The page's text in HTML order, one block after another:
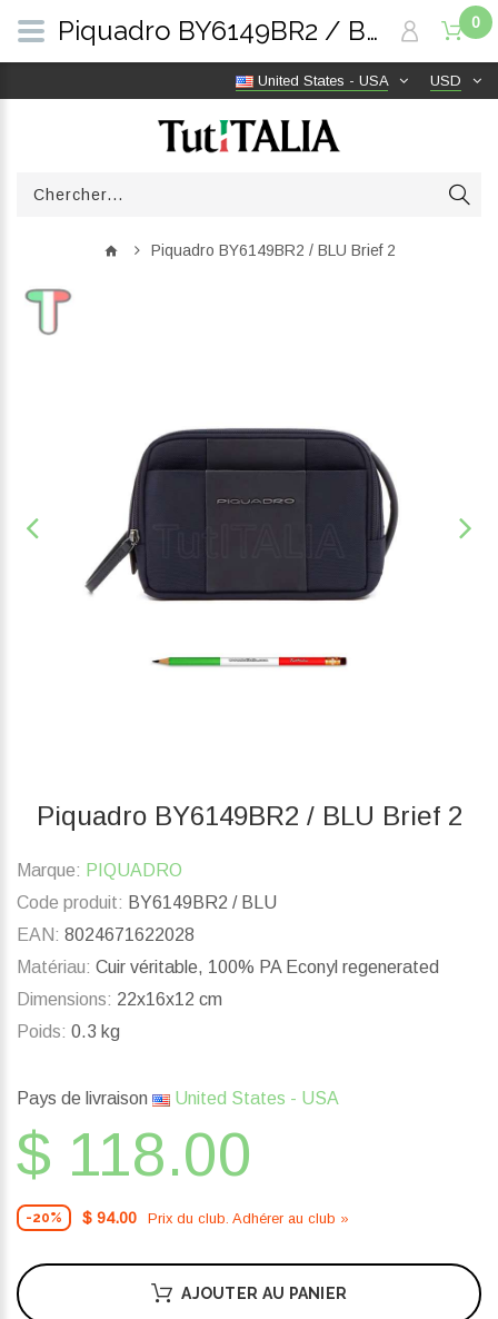
USD
United States - USA
0
Piquadro BY6149BR2 / BLU Brief 2
Piquadro BY6149BR2 / BLU Brief 2
Marque: PIQUADRO
Code produit: BY6149BR2 / BLU
EAN: 8024671622028
Matériau: Cuir véritable, 100% PA Econyl regenerated
Dimensions: 22x16x12 cm
Poids: 0.3 kg
Pays de livraison United States - USA
$ 118.00
-20% $ 94.00 Prix ​​du club. Adhérer au club »
AJOUTER AU PANIER
Piquadro BY6149BR2 / BLU Brief 2 | TutITALIA